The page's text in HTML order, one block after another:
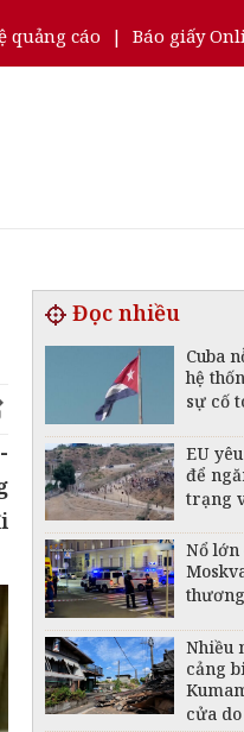
quảng cáo | Báo giấy
Đọc nhiều
Cuba
hệ
sự cố
EU
để
trạng
Nổ
Nhiều
cảng
cửa